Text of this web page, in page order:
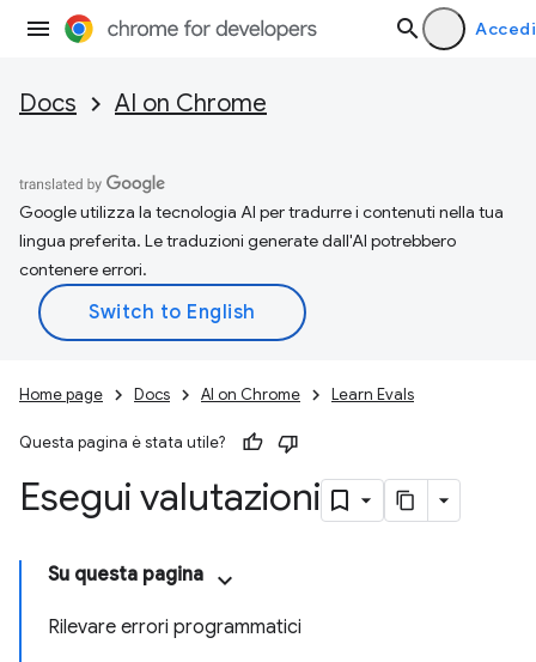
Accedi
Docs AI on Chrome
Google utilizza la tecnologia AI per tradurre i contenuti nella tua
lingua preferita. Le traduzioni generate dall'AI potrebbero
contenere errori.
Home page Docs AI on Chrome Learn Evals
Questa pagina è stata utile?
Esegui valutazioni
Su questa pagina
Rilevare errori programmatici